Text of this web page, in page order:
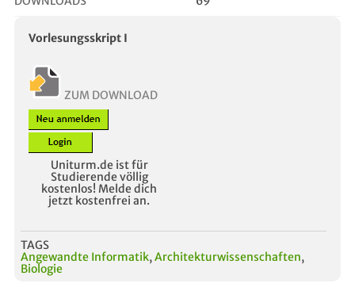
Vorlesungsskript I
ZUM DOWNLOAD
Uniturm.de ist für
Studierende völlig
kostenlos! Melde dich
jetzt kostenfrei an.
TAGS
Angewandte Informatik, Architekturwissenschaften,
Biologie